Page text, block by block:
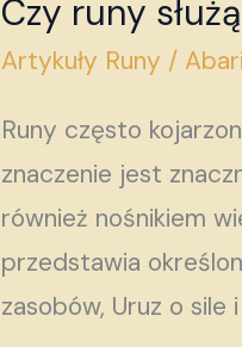
Czy runy
Artykuły Runy /
Runy często
znaczenie jest
również nośnikiem
przedstawia
zasobów, Uruz o sile
Czy
runy
wyłącznie
do
wróżenia?